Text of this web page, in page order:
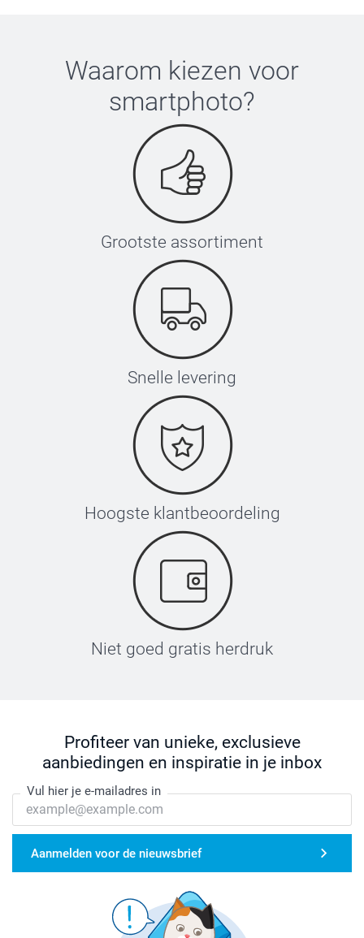
Waarom kiezen voor
smartphoto?
Grootste assortiment
Snelle levering
Hoogste klantbeoordeling
Niet goed gratis herdruk
Profiteer van unieke, exclusieve
aanbiedingen en inspiratie in je inbox
Vul hier je e-mailadres in
Aanmelden voor de nieuwsbrief